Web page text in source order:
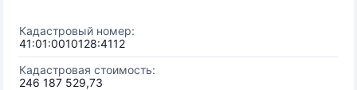
Кадастровый номер:
41:01:0010128:4112
Кадастровая стоимость:
246 187 529,73